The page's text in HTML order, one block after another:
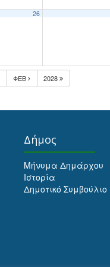
26
ΦΕΒ 2028
Δήμος
Μήνυμα Δημάρχου
Ιστορία
Δημοτικό Συμβούλιο